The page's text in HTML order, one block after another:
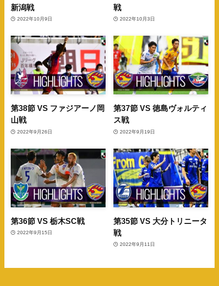
新潟戦
2022年10月9日
戦
2022年10月3日
第38節 VS ファジアーノ岡
山戦
2022年9月26日
第37節 VS 徳島ヴォルティ
ス戦
2022年9月19日
第36節 VS 栃木SC戦
2022年9月15日
第35節 VS 大分トリニータ
戦
2022年9月11日